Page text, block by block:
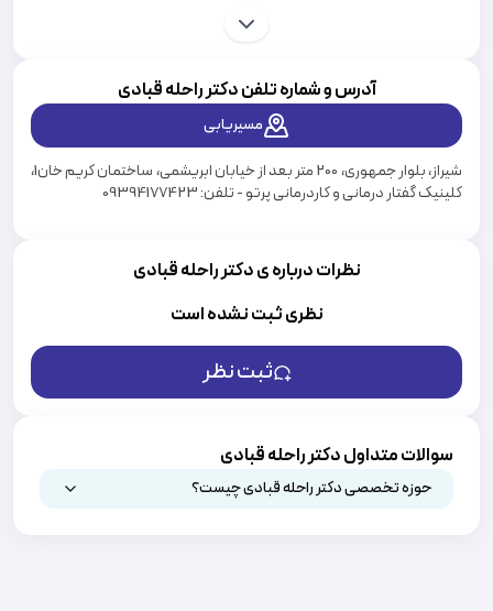
آدرس و شماره تلفن دکترراحله قبادی
مسیریابی
شیراز، بلوار جمهوری، 200 متر بعد از خیابان ابریشمی، ساختمان کریم خان1،
کلینیک گفتار درمانی و کاردرمانی پرتو - تلفن: 09394177423
نظرات درباره ی دکتر راحله قبادی
نظری ثبت نشده است
ثبت نظر
سوالات متداول دکتر راحله قبادی
حوزه تخصصی دکتر راحله قبادی چیست؟